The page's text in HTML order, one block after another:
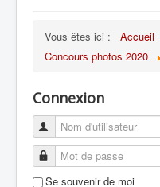
TOUT SUR LE GUMS
ESCALADE
ALPINISME
Vous êtes ici : Accueil
Concours photos 2020
Connexion
Se souvenir de moi